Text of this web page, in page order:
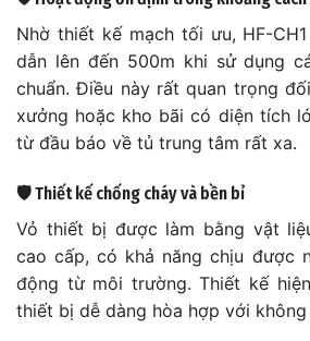
Nhờ thiết kế mạch tối ưu, HF-
dẫn lên đến 500m khi sử dụng
chuẩn. Điều này rất quan trọng
xưởng hoặc kho bãi có diện tích
từ đầu báo về tủ trung tâm rất xa.
🛡️ Thiết kế chống cháy và bền bỉ
Vỏ thiết bị được làm bằng vật
cao cấp, có khả năng chịu được
động từ môi trường. Thiết kế
thiết bị dễ dàng hòa hợp với không